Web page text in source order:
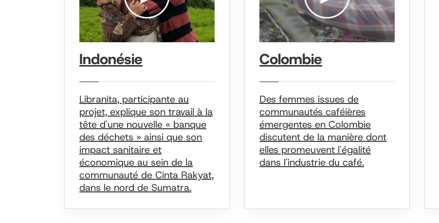
Indonésie
Libranita, participante au
projet, explique son travail à la
tête d'une nouvelle « banque
des déchets » ainsi que son
impact sanitaire et
économique au sein de la
communauté de Cinta Rakyat,
dans le nord de Sumatra.
Colombie
Des femmes issues de
communautés caféières
émergentes en Colombie
discutent de la manière dont
elles promeuvent l'égalité
dans l'industrie du café.